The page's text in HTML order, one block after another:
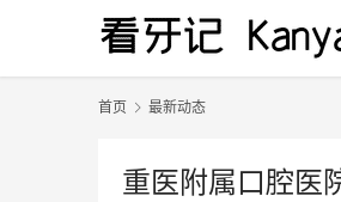
首页 最新动态
重医附属口腔医